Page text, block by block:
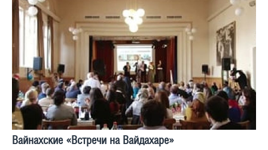
Вайнахские «Встречи на Вайдахаре»